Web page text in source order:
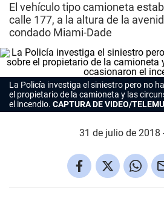
El vehículo tipo camioneta
calle 177, a la altura de la
condado Miami-Dade
La Policía investiga el siniestro pero no
el propietario de la camioneta y las
el incendio. CAPTURA DE VIDEO/
31 de julio de 2018